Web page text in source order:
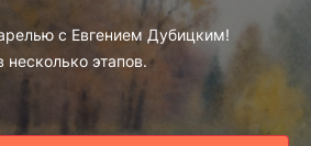
с Евгением Дубицким!
этапов.